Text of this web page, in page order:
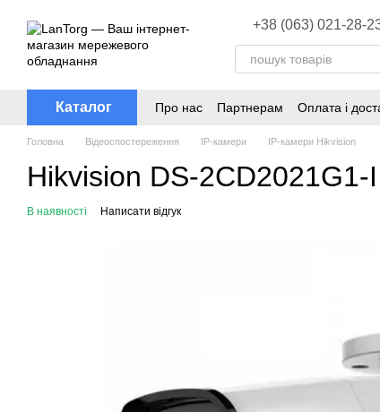
+38 (063) 021-28-
Каталог Про нас Партнерам Оплата і
Головна Відеоспостереження ІР-камери ІР-камери Hikvision
Hikvision DS-
В наявності Написати відгук